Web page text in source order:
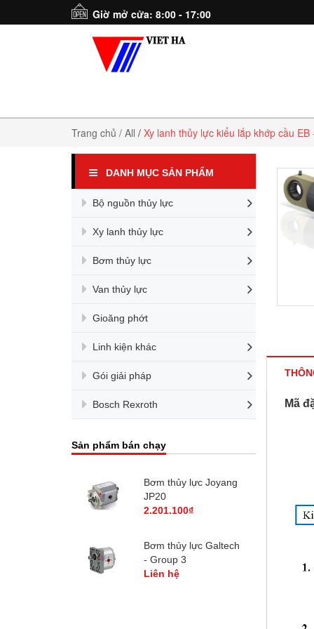
Giờ mở cửa: 8:00 - 17:00
Trang chủ / All / Xy lanh thủy lực kiểu lắp khớp cầu EB
DANH MỤC SẢN PHẨM
Bộ nguồn thủy lực
Xy lanh thủy lực
Bơm thủy lực
Van thủy lực
Gioăng phớt
Linh kiện khác
Gói giải pháp
Bosch Rexroth
Sản phẩm bán chạy
Bơm thủy lực Joyang
2.201.100₫
Bơm thủy lực Galtech
- Group 3
Liên hệ
Mã